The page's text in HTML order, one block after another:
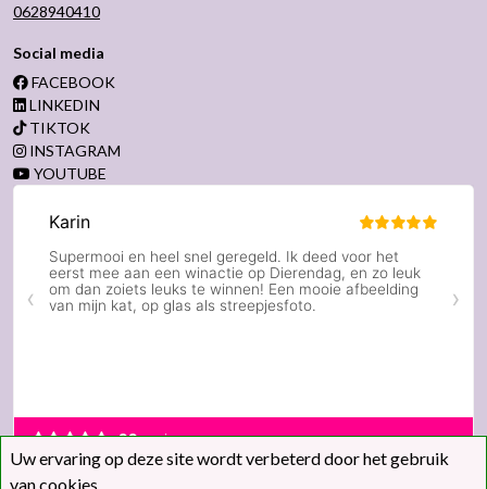
0628940410
Social media
FACEBOOK
LINKEDIN
TIKTOK
INSTAGRAM
YOUTUBE
Uw ervaring op deze site wordt verbeterd door het gebruik
vancookies